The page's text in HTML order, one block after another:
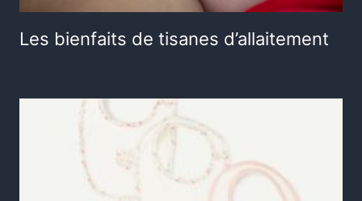
Les bienfaits de tisanes d’allaitement